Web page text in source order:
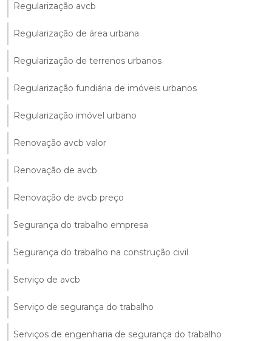
Regularização avcb
Regularização de área urbana
Regularização de terrenos urbanos
Regularização fundiária de imóveis urbanos
Regularização imóvel urbano
Renovação avcb valor
Renovação de avcb
Renovação de avcb preço
Segurança do trabalho empresa
Segurança do trabalho na construção civil
Serviço de avcb
Serviço de segurança do trabalho
Serviços de engenharia de segurança do trabalho